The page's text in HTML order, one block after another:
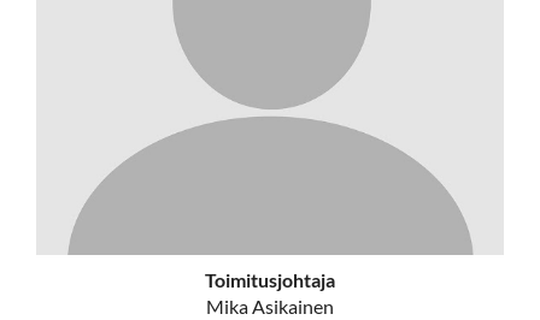
Toimitusjohtaja
Mika Asikainen